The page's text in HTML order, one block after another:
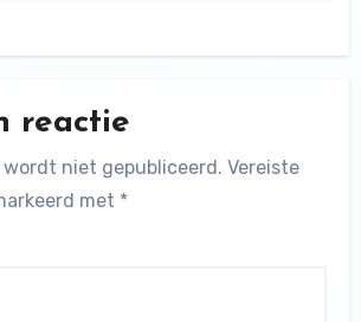
reactie
niet gepubliceerd. Vereiste
met *